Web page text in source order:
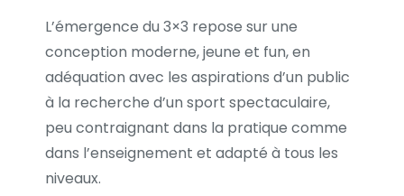
L’émergence du 3×3 repose sur une
conception moderne, jeune et fun, en
adéquation avec les aspirations d’un public
à la recherche d’un sport spectaculaire,
peu contraignant dans la pratique comme
dans l’enseignement et adapté à tous les
niveaux.